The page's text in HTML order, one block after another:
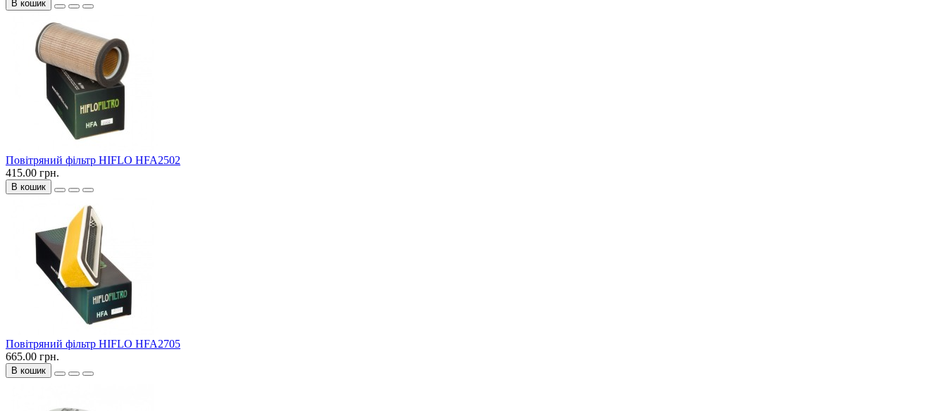
В кошик
Повітряний фільтр HIFLO HFA2502
415.00 грн.
В кошик
Повітряний фільтр HIFLO HFA2705
665.00 грн.
В кошик